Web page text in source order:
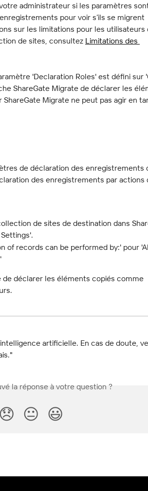
administrateur si les paramètres
pour voir s’ils se migrent
sur les limitations pour les utilisateurs
de sites, consultez Limitations des
'Declaration Roles' est défini sur
ShareGate Migrate de déclarer les
Migrate ne peut pas agir en
de déclaration des enregistrements
des enregistrements par actions
de sites de destination dans
of records can be performed by:' pour
déclarer les éléments copiés comme
artificielle. En cas de doute,
la réponse à votre question ?
😞 😐 😃